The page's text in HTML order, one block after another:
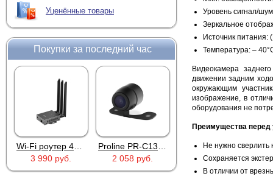
Уценённые товары
Покупки за последний час
3 990 руб.
2 058 руб.
MIC-803A
263 руб.
Уровень сигнал/
Зеркальное
Источник питания:
Температура: –
Видеокамера
движении задним
окружающим
изображение, в
оборудования не
Преимущества
Не нужно сверлить
Сохраняется
В отличии от